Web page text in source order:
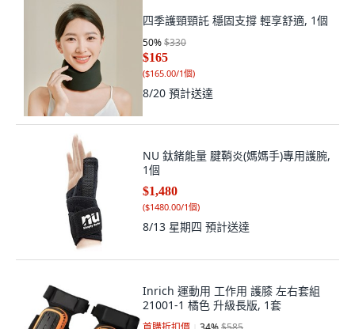
四季護頸頸託 穩固支撐 輕享舒適, 1個
50%$330
$165
($165.00/1個)
8/20 預計送達
NU 鈦鍺能量 腱鞘炎(媽媽手)專用護腕,
1個
$1,480
($1480.00/1個)
8/13 星期四 預計送達
Inrich 運動用 工作用 護膝 左右套組
21001-1 橘色 升級長版, 1套